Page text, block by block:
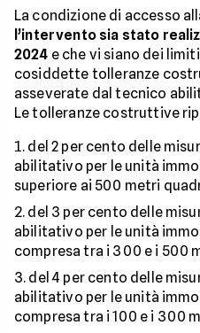
La condizione di accesso
l’intervento sia stato
2024 e che vi siano dei
cosiddette tolleranze
asseverate dal tecnico
Le tolleranze costruttive
del 2 per cento delle
abilitativo per le unità
superiore ai 500 metri
del 3 per cento delle
abilitativo per le unità
compresa tra i 300 e i 500
del 4 per cento delle
abilitativo per le unità
compresa tra i 100 e i 300